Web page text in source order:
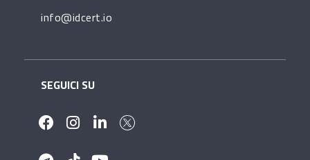
info@idcert.io
SEGUICI SU